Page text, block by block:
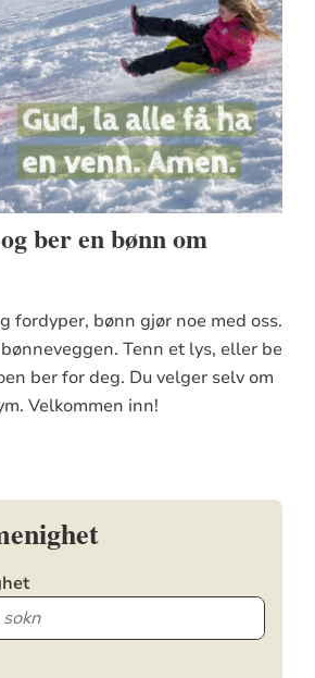
ber en bønn om
fordyper, bønn gjør noe med oss.
Tenn et lys, eller be
ber for deg. Du velger selv om
Velkommen inn!